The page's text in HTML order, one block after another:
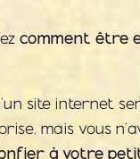
comment être
site internet
mais vous
à votre